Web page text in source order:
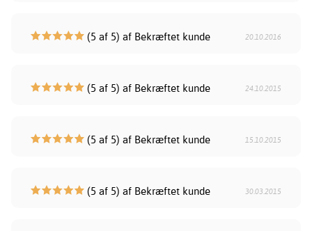
(5 af 5) af Bekræftet kunde 20.10.2016
(5 af 5) af Bekræftet kunde 24.10.2015
(5 af 5) af Bekræftet kunde 15.10.2015
(5 af 5) af Bekræftet kunde 30.03.2015